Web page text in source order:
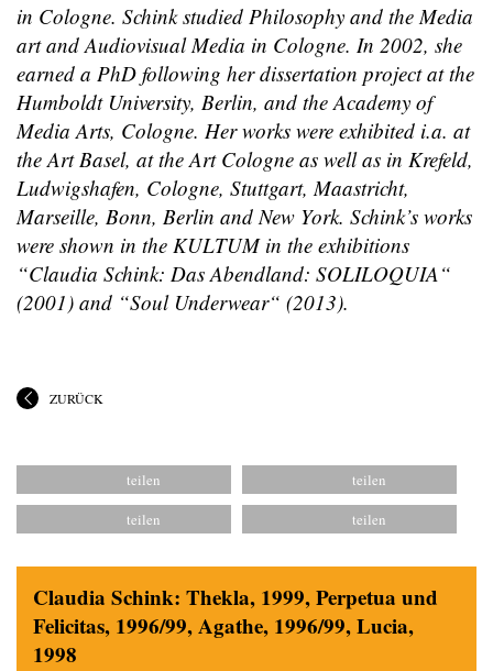
in Cologne. Schink studied Philosophy and the Media
art and Audiovisual Media in Cologne. In 2002, she
earned a PhD following her dissertation project at the
Humboldt University, Berlin, and the Academy of
Media Arts, Cologne. Her works were exhibited i.a. at
the Art Basel, at the Art Cologne as well as in Krefeld,
Ludwigshafen, Cologne, Stuttgart, Maastricht,
Marseille, Bonn, Berlin and New York. Schink’s works
were shown in the KULTUM in the exhibitions
“Claudia Schink: Das Abendland: SOLILOQUIA“
(2001) and “Soul Underwear“ (2013).
ZURÜCK
Claudia Schink: Thekla, 1999, Perpetua und
Felicitas, 1996/99, Agathe, 1996/99, Lucia,
1998